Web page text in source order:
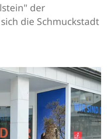
der
die Schmuckstadt